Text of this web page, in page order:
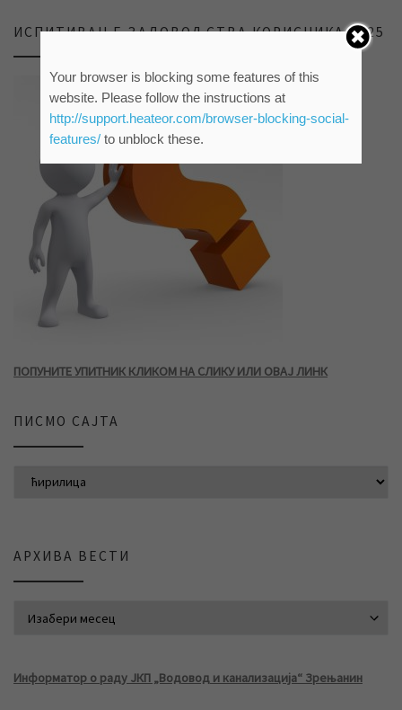
ИСПИТИВАЊЕ ЗАДОВОЉСТВА КОРИСНИКА 2025
ПОПУНИТЕ УПИТНИК КЛИКОМ НА СЛИКУ ИЛИ ОВАЈ ЛИНК
ПИСМО САЈТА
АРХИВА ВЕСТИ
Информатор о раду ЈКП „Водовод и канализација“ Зрењанин
Your browser is blocking some features of this
website. Please follow the instructions at
http://support.heateor.com/browser-blocking-social-
features/to unblock these.